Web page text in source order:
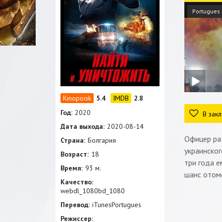
Portugues
В
Офицер
три года
шанс
5.4
2.8
Год: 2020
Дата выхода: 2020-08-14
Страна: Болгария
Возраст: 18
Время: 93 м.
Качество:
webdl_1080bd_1080
Перевод: iTunesPortugues
Режиссер: